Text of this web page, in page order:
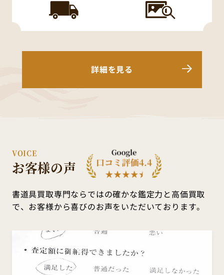
詳細を見る
VOICE
お客様の声
書道具買取専門ならではの確かな鑑定力と高価買取
で、 お客様から喜びのお声をいただいております。